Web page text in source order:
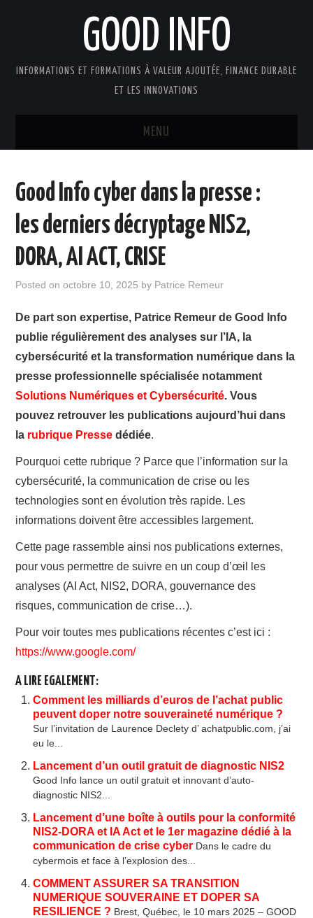
GOOD INFO
INFORMATIONS ET FORMATIONS À VALEUR AJOUTÉE, FINANCE DURABLE
ET LES INNOVATIONS
MENU
GOOD INFO DANS LA PRESSE
BOUTIQUE FORMATION ETUDES
Good Info cyber dans la presse :
les derniers décryptage NIS2,
DORA, AI ACT, CRISE
Posted onoctobre 10, 2025 by Patrice Remeur
De part son expertise, Patrice Remeur de Good Info
publie régulièrement des analyses sur l’IA, la
cybersécurité et la transformation numérique dans la
presse professionnelle spécialisée notamment
Solutions Numériques et Cybersécurité. Vous
pouvez retrouver les publications aujourd’hui dans
la rubrique Presse dédiée.
Pourquoi cette rubrique ? Parce que l’information sur la
cybersécurité, la communication de crise ou les
technologies sont en évolution très rapide. Les
informations doivent être accessibles largement.
Cette page rassemble ainsi nos publications externes,
pour vous permettre de suivre en un coup d’œil les
analyses (AI Act, NIS2, DORA, gouvernance des
risques, communication de crise…).
Pour voir toutes mes publications récentes c’est ici :
https://www.google.com/
A LIRE EGALEMENT:
Comment les milliards d’euros de l’achat public
peuvent doper notre souveraineté numérique ?
Sur l’invitation de Laurence Declety d’ achatpublic.com, j’ai
eu le...
Lancement d’un outil gratuit de diagnostic NIS2
Good Info lance un outil gratuit et innovant d’auto-
diagnostic NIS2...
Lancement d’une boîte à outils pour la conformité
NIS2-DORA et IA Act et le 1er magazine dédié à la
communication de crise cyber Dans le cadre du
cybermois et face à l’explosion des...
COMMENT ASSURER SA TRANSITION
NUMERIQUE SOUVERAINE ET DOPER SA
RESILIENCE ? Brest, Québec, le 10 mars 2025 – GOOD